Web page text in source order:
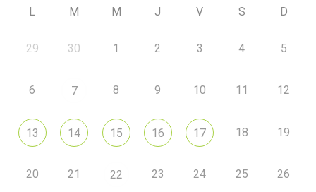
L M M J V S D
29 30 1 2 3 4 5
6 7 8 9 10 11 12
13 14 15 16 17 18 19
20 21 22 23 24 25 26